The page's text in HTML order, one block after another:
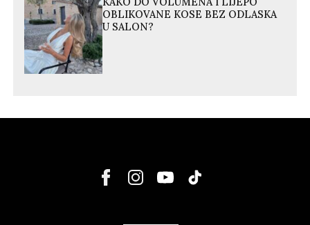
OBLIKOVANE KOSE BEZ ODLASKA
U SALON?